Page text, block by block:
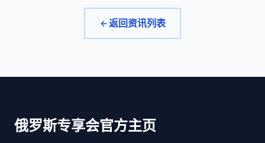
返回资讯列表
俄罗斯专享会官方主页